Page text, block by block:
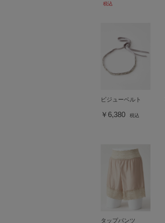
税込
ビジューベルト
￥6,380 税込
タップパンツ